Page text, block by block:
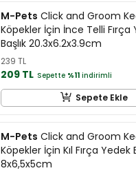
M-Pets Click and Groom
Köpekler İçin İnce Telli Fırça
Başlık 20.3x6.2x3.9cm
239 TL
209 TL Sepette %11 indirimli
Sepete Ekle
M-Pets Click and Groom
Köpekler İçin Kıl Fırça Yedek
8x6,5x5cm